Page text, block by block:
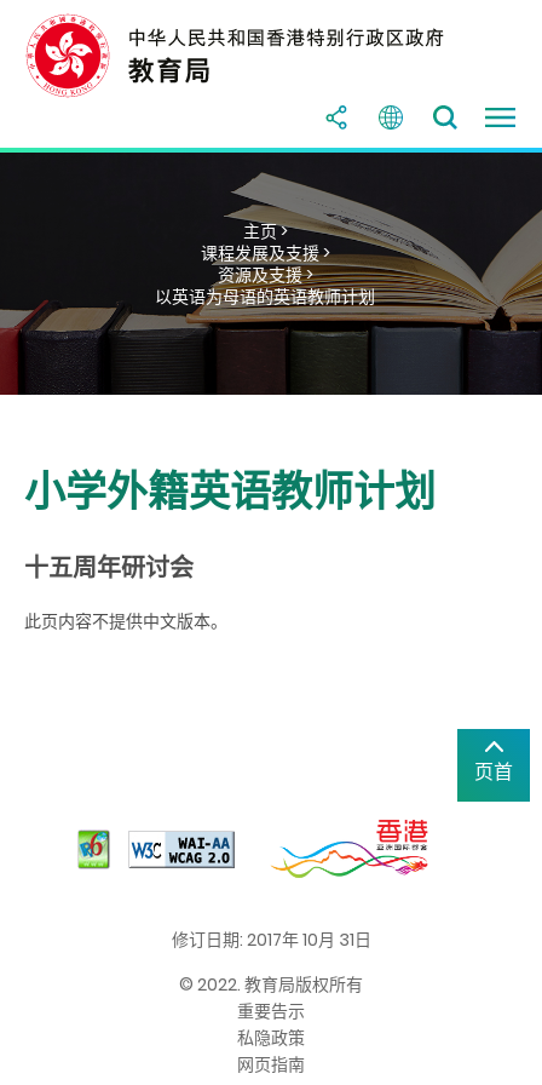
主页 >
课程发展及支援 >
资源及支援 >
以英语为母语的英语教师计划
小学外籍英语教师计划
十五周年研讨会
此页内容不提供中文版本。
页首
修订日期: 2017年 10月 31日
© 2022. 教育局版权所有
重要告示
私隐政策
网页指南